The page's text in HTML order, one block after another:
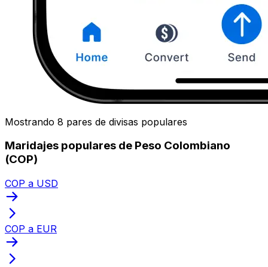
Mostrando 8 pares de divisas populares
Maridajes populares de Peso Colombiano
(COP)
COP a USD
COP a EUR